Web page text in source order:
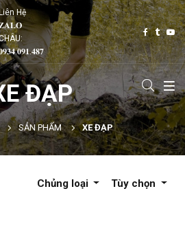
Liên Hệ
ĐẠP
SẢN PHẨM XE ĐẠP
Chủng loại Tùy chọn